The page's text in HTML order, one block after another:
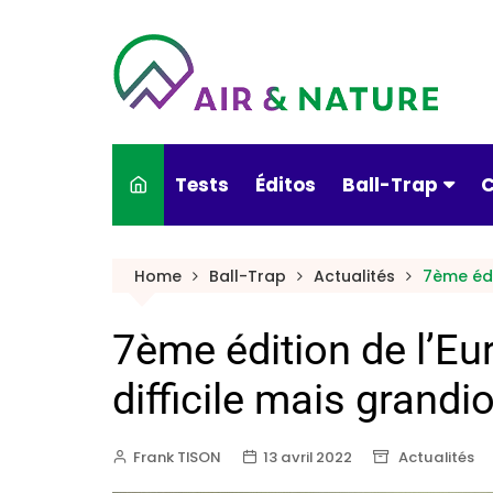
Tests Éditos Ball-Trap
Conseils
Culture & Ball-
Nouveautés
Home Ball-Trap Actualités 7ème
7ème édition de
difficile mais
Frank TISON 13 avril 2022 Actualités